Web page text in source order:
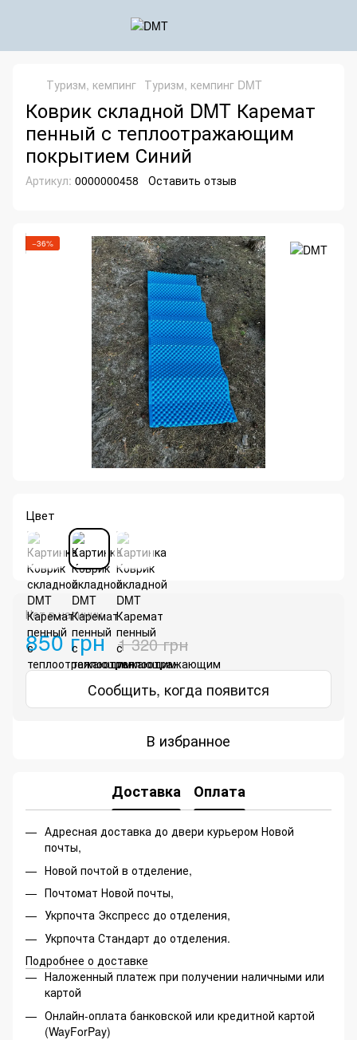
Туризм, кемпинг Туризм, кемпинг DMT
Коврик складной DMT Каремат
пенный с теплоотражающим
покрытием Синий
Артикул: 0000000458 Оставить отзыв
−36%
Цвет
Нет в наличии
850 грн 1 320 грн
Сообщить, когда появится
В избранное
Доставка Оплата
Адресная доставка до двери курьером Новой
почты,
Новой почтой в отделение,
Почтомат Новой почты,
Укрпочта Экспресс до отделения,
Укрпочта Стандарт до отделения.
Подробнее о доставке
Наложенный платеж при получении наличными или
картой
Онлайн-оплата банковской или кредитной картой
(WayForPay)